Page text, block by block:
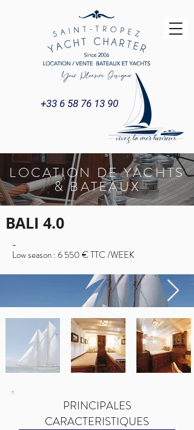
+33 6 58 76 13 90
BALI 4.0
-
Low season : 6 550 € TTC /WEEK
PRINCIPALES
CARACTERISTIQUES
LOCATION DE YACHTS
& BATEAUX